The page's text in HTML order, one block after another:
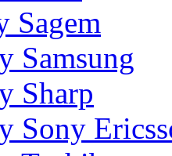
Sagem
Samsung
Sharp
Sony